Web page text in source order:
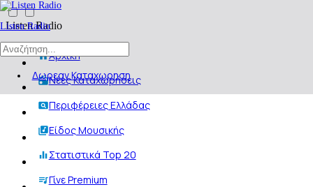
Listen Radio
Δωρεαν Καταχωρηση
Listen Radio
Αρχική
Νέες Καταχωρήσεις
Περιφέρειες Ελλάδας
Είδος Μουσικής
Στατιστικά Top 20
Γίνε Premium